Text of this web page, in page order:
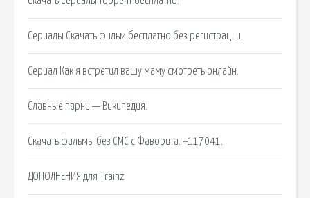
Сериалы Cкачать фильм бесплатно без регистрации.
Сериал Как я встретил вашу маму смотреть онлайн.
Славные парни — Википедия.
Скачать фильмы без СМС с Фаворита. +117041.
ДОПОЛНЕНИЯ для Trainz